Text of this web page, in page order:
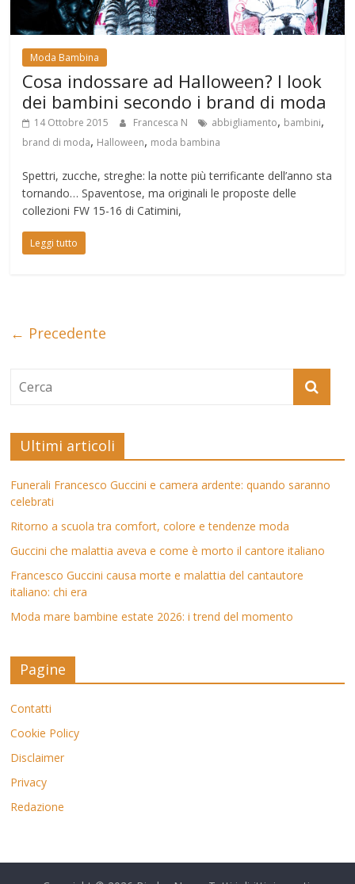
Moda Bambina
Cosa indossare ad Halloween? I look
dei bambini secondo i brand di moda
14 Ottobre 2015 Francesca N abbigliamento, bambini,
brand di moda, Halloween, moda bambina
Spettri, zucche, streghe: la notte più terrificante dell’anno sta
tornando… Spaventose, ma originali le proposte delle
collezioni FW 15-16 di Catimini,
Leggi tutto
← Precedente
Ultimi articoli
Funerali Francesco Guccini e camera ardente: quando saranno
celebrati
Ritorno a scuola tra comfort, colore e tendenze moda
Guccini che malattia aveva e come è morto il cantore italiano
Francesco Guccini causa morte e malattia del cantautore
italiano: chi era
Moda mare bambine estate 2026: i trend del momento
Pagine
Contatti
Cookie Policy
Disclaimer
Privacy
Redazione